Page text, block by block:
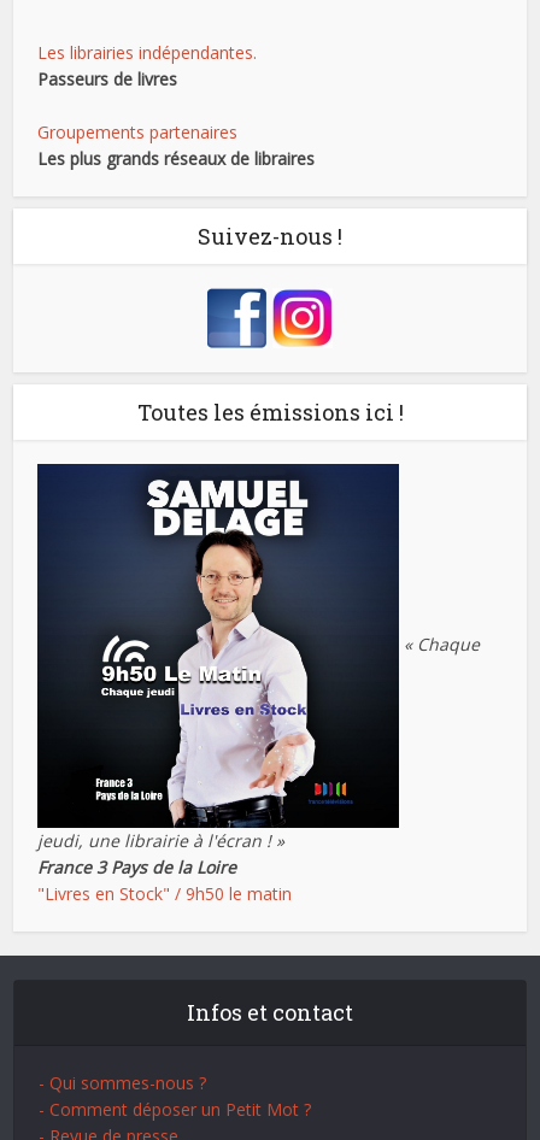
Les librairies indépendantes.
Passeurs de livres
Groupements partenaires
Les plus grands réseaux de libraires
Suivez-nous !
Toutes les émissions ici !
« Chaque
jeudi, une librairie à l'écran ! »
France 3 Pays de la Loire
"Livres en Stock" / 9h50 le matin
Infos et contact
- Qui sommes-nous ?
- Comment déposer un Petit Mot ?